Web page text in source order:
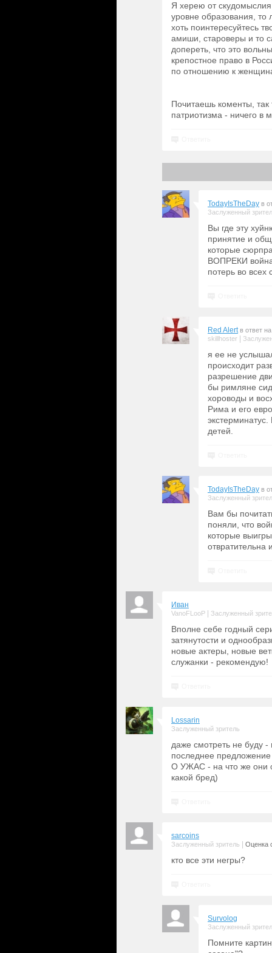
Я херею от
уровне образования, то
хоть поинтересуйтесь
амиши, староверы и то
допереть, что это
крепостное право в
по отношению к
Почитаешь коменты, так
патриотизма - ничего в
TodayIsTheDay в
Заслуженный
Вы где эту
принятие и
которые
ВОПРЕКИ
потерь во всех
Red Alert в ответ на
skillhoster
я ее не
происходит
разрешение
бы римляне
хороводы и
Рима и его
детей.
TodayIsTheDay в
Заслуженный
Вам бы
поняли, что
которые
отвратительна
Иван
VanoFLooP Заслуженный
Вполне себе годный
затянутости и
новые актеры, новые
служанки - рекомендую!
Lossarin
Заслуженный зритель
даже смотреть не буду -
последнее предложение
О УЖАС - на что же они
какой бред)
sarcoins
Заслуженный зритель Оценка
кто все эти негры?
Survolog
Заслуженный
Помните